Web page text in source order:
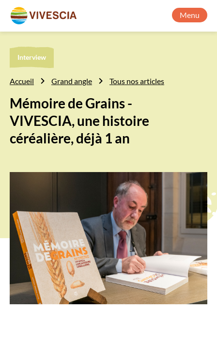
Menu
Interview
Accueil Grand angle Tous nos articles
Mémoire de Grains -
VIVESCIA, une histoire
céréalière, déjà 1 an